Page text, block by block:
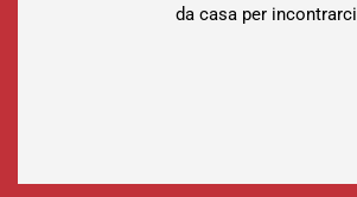
da casa per incontrarci